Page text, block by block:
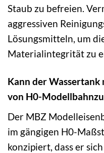
Staub zu befreien.
aggressiven
Lösungsmitteln, um
Materialintegrität zu
Kann der
von H0-
Der MBZ
im gängigen H0-
konzipiert, dass er